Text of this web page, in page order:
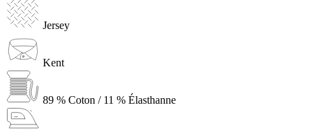
Jersey
Kent
89 % Coton / 11 % Élasthanne